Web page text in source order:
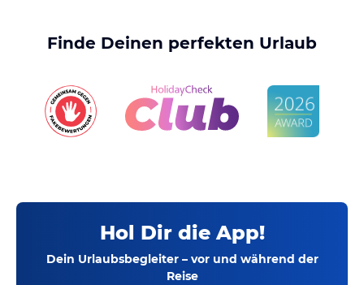
Finde Deinen perfekten Urlaub
Hol Dir die App!
Dein Urlaubsbegleiter – vor und während der
Reise